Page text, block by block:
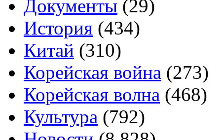
Документы (29)
История (434)
Китай (310)
Корейская война (273)
Корейская волна (468)
Культура (792)